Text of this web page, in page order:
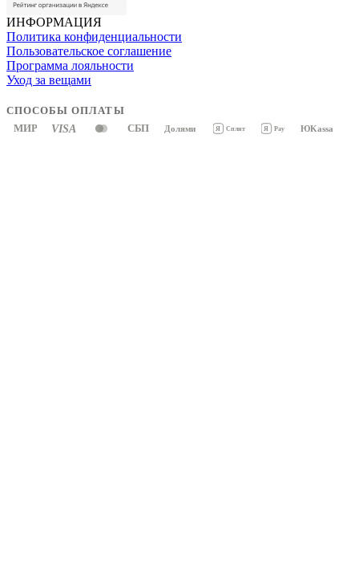
ИНФОРМАЦИЯ
Политика конфиденциальности
Пользовательское соглашение
Программа лояльности
Уход за вещами
СПОСОБЫ ОПЛАТЫ
МИР VISA СБП Долями Я Сплит Я Pay ЮKassa